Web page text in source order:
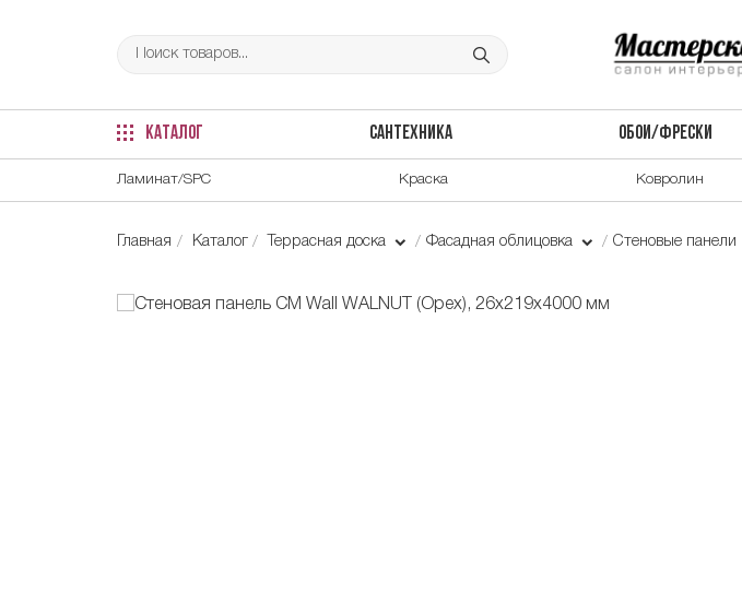
КАТАЛОГ САНТЕХНИКА ОБОИ/ФРЕСКИ
Ламинат/SPC Краска Ковролин
Главная Каталог Террасная доска Фасадная облицовка Стеновые панели